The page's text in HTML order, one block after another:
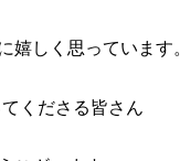
嬉しく思っています
くださる皆さん